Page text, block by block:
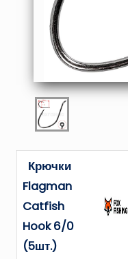
Крючки
Flagman
Catfish
Hook 6/0
(5шт.)